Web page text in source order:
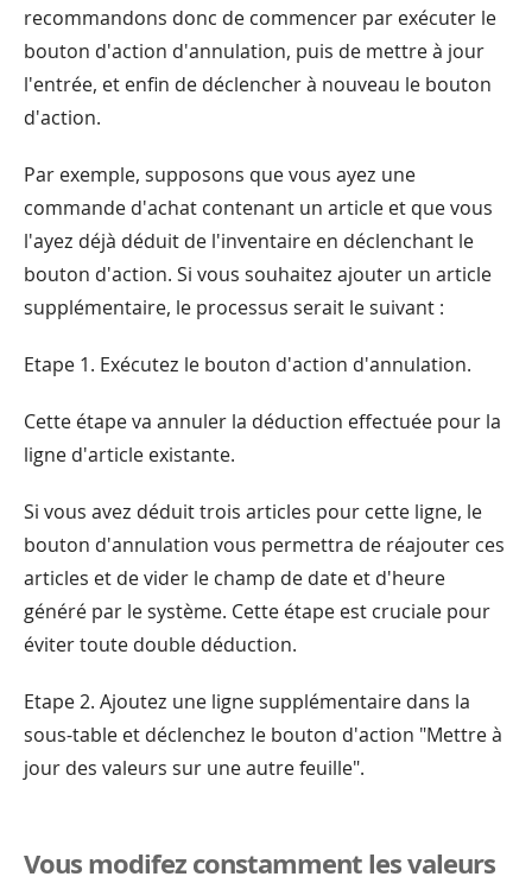
recommandons donc de commencer par exécuter le
bouton d'action d'annulation, puis de mettre à jour
l'entrée, et enfin de déclencher à nouveau le bouton
d'action.
Par exemple, supposons que vous ayez une
commande d'achat contenant un article et que vous
l'ayez déjà déduit de l'inventaire en déclenchant le
bouton d'action. Si vous souhaitez ajouter un article
supplémentaire, le processus serait le suivant :
Etape 1. Exécutez le bouton d'action d'annulation.
Cette étape va annuler la déduction effectuée pour la
ligne d'article existante.
Si vous avez déduit trois articles pour cette ligne, le
bouton d'annulation vous permettra de réajouter ces
articles et de vider le champ de date et d'heure
généré par le système. Cette étape est cruciale pour
éviter toute double déduction.
Etape 2. Ajoutez une ligne supplémentaire dans la
sous-table et déclenchez le bouton d'action "Mettre à
jour des valeurs sur une autre feuille".
Vous modifez constamment les valeurs